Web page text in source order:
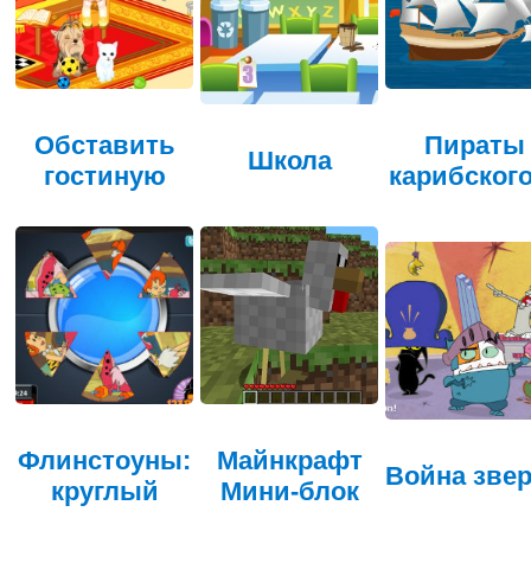
Обставить
гостиную
Школа
Пираты
Флинстоуны:
круглый
Майнкрафт
Мини-блок
Война